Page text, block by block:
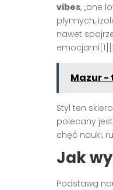
vibes, „one
płynnych,
nawet
Mazur -
Styl ten
polecany
chęć nauki,
Jak
Podstawą